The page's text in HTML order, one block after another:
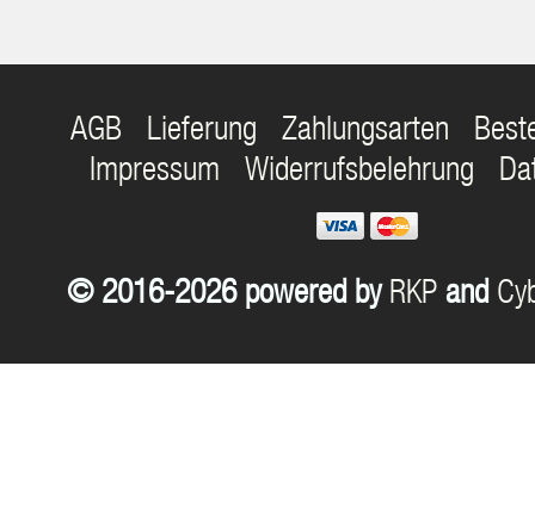
AGB Lieferung Zahlungsarten
Impressum
Widerrufsbelehrung
© 2016-2026 powered by RKP and